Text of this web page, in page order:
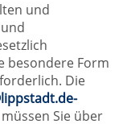
und
besondere Form
Die
Sie über